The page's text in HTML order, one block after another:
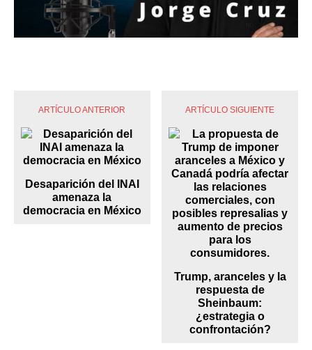
ARTÍCULO ANTERIOR
Desaparición del INAI
amenaza la
democracia en México
ARTÍCULO SIGUIENTE
Trump, aranceles y la
respuesta de
Sheinbaum:
¿estrategia o
confrontación?